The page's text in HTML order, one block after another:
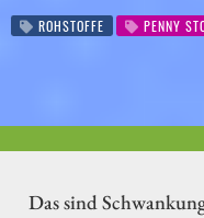
ROHSTOFFE PENNY
Das sind